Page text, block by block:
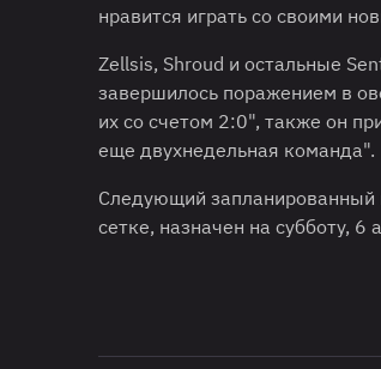
нравится играть со своими
Zellsis, Shroud и остальные
завершилось поражением в
их со счетом 2:0", также он
еще двухнедельная команда".
Следующий запланированный
сетке, назначен на субботу,